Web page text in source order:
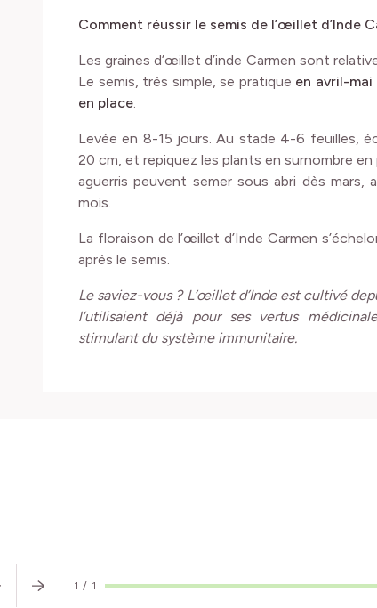
Comment réussir le semis de l’œillet d’Inde
Les graines d’œillet d’inde Carmen sont
Le semis, très simple, se pratique en avril-
en place
Levée en 8-15 jours. Au stade 4-6 feuilles,
20 cm, et repiquez les plants en surnombre
aguerris peuvent semer sous abri dès mars,
mois.
La floraison de l’œillet d’Inde Carmen
après le semis.
Le saviez-vous ? L’œillet d’Inde est cultivé
l’utilisaient déjà pour ses vertus
stimulant du système immunitaire.
1 / 1